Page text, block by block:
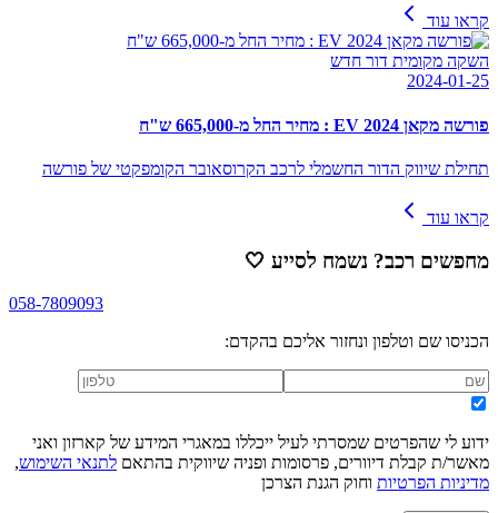
קראו עוד
השקה מקומית דור חדש
2024-01-25
פורשה מקאן EV 2024 : מחיר החל מ-665,000 ש"ח
תחילת שיווק הדור החשמלי לרכב הקרוסאובר הקומפקטי של פורשה
קראו עוד
מחפשים רכב? נשמח לסייע 🤍
058-7809093
הכניסו שם וטלפון ונחזור אליכם בהקדם:
ידוע לי שהפרטים שמסרתי לעיל ייכללו במאגרי המידע של קארזון ואני
מאשר/ת קבלת דיוורים, פרסומות ופניה שיווקית בהתאם לתנאי השימוש,
מדיניות הפרטיות וחוק הגנת הצרכן